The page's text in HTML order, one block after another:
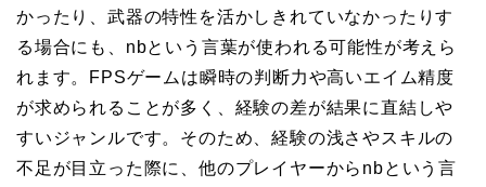
かったり、武器の特性を活かしきれていなかったりす
る場合にも、nbという言葉が使われる可能性が考えら
れます。FPSゲームは瞬時の判断力や高いエイム精度
が求められることが多く、経験の差が結果に直結しや
すいジャンルです。そのため、経験の浅さやスキルの
不足が目立った際に、他のプレイヤーからnbという言